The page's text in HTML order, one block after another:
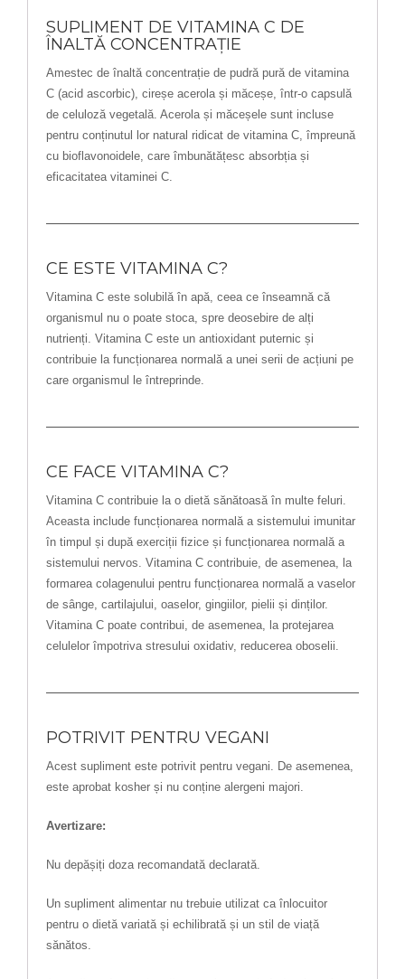
SUPLIMENT DE VITAMINA C DE
ÎNALTĂ CONCENTRAȚIE
Amestec de înaltă concentrație de pudră pură de vitamina
C (acid ascorbic), cireșe acerola și măceșe, într-o capsulă
de celuloză vegetală. Acerola și măceșele sunt incluse
pentru conținutul lor natural ridicat de vitamina C, împreună
cu bioflavonoidele, care îmbunătățesc absorbția și
eficacitatea vitaminei C.
CE ESTE VITAMINA C?
Vitamina C este solubilă în apă, ceea ce înseamnă că
organismul nu o poate stoca, spre deosebire de alți
nutrienți. Vitamina C este un antioxidant puternic și
contribuie la funcționarea normală a unei serii de acțiuni pe
care organismul le întreprinde.
CE FACE VITAMINA C?
Vitamina C contribuie la o dietă sănătoasă în multe feluri.
Aceasta include funcționarea normală a sistemului imunitar
în timpul și după exerciții fizice și funcționarea normală a
sistemului nervos. Vitamina C contribuie, de asemenea, la
formarea colagenului pentru funcționarea normală a vaselor
de sânge, cartilajului, oaselor, gingiilor, pielii și dinților.
Vitamina C poate contribui, de asemenea, la protejarea
celulelor împotriva stresului oxidativ, reducerea oboselii.
POTRIVIT PENTRU VEGANI
Acest supliment este potrivit pentru vegani. De asemenea,
este aprobat kosher și nu conține alergeni majori.
Avertizare:
Nu depășiți doza recomandată declarată.
Un supliment alimentar nu trebuie utilizat ca înlocuitor
pentru o dietă variată și echilibrată și un stil de viață
sănătos.